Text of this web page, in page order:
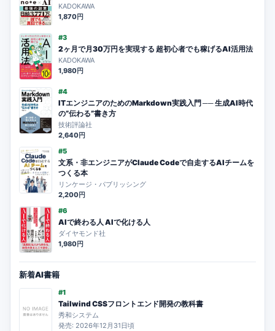
KADOKAWA
1,870円
#3
2ヶ月で月30万円を実現する 超初心者でも稼げるAI活用法
KADOKAWA
1,980円
#4
ITエンジニアのためのMarkdown実践入門 ── 生成AI時代
の”伝わる”書き方
技術評論社
2,640円
#5
文系・非エンジニアがClaude Codeで自走するAIチームを
つくる本
リンケージ・パブリッシング
2,200円
#6
AIで終わる人 AIで化ける人
ダイヤモンド社
1,980円
新着AI書籍
#1
Tailwind CSSフロントエンド開発の教科書
秀和システム
発売: 2026年12月31日頃